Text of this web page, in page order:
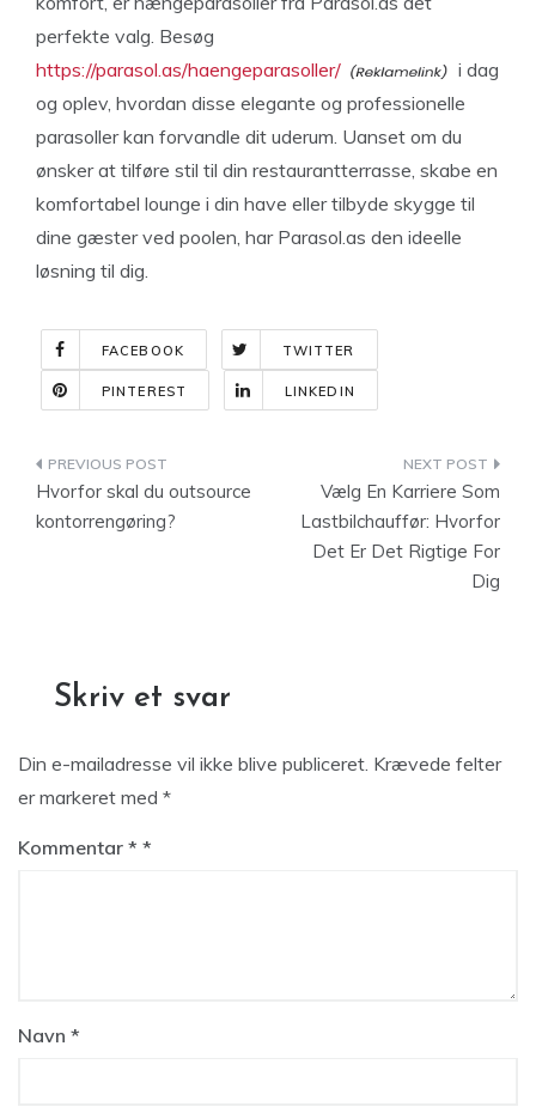
perfekte valg. Besøg
https://parasol.as/haengeparasoller/
i dag
og oplev, hvordan disse elegante og professionelle
parasoller kan forvandle dit uderum. Uanset om du
ønsker at tilføre stil til din restaurantterrasse, skabe en
komfortabel lounge i din have eller tilbyde skygge til
dine gæster ved poolen, har Parasol.as den ideelle
løsning til dig.
FACEBOOK TWITTER
PINTEREST LINKEDIN
Indlægsnavigation
Hvorfor skal du outsource
kontorrengøring?
Vælg En Karriere Som
Lastbilchauffør: Hvorfor
Det Er Det Rigtige For
Dig
Skriv et svar
Din e-mailadresse vil ikke blive publiceret. Krævede felter
er markeret med *
Kommentar *
Navn *